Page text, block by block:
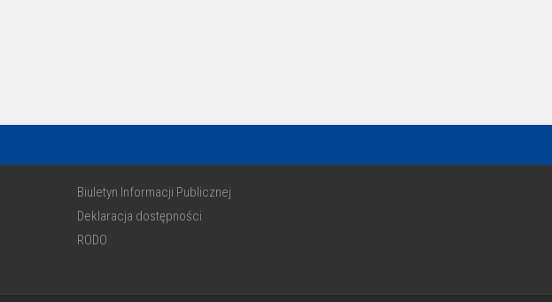
Biuletyn Informacji Publicznej
Deklaracja dostępności
RODO